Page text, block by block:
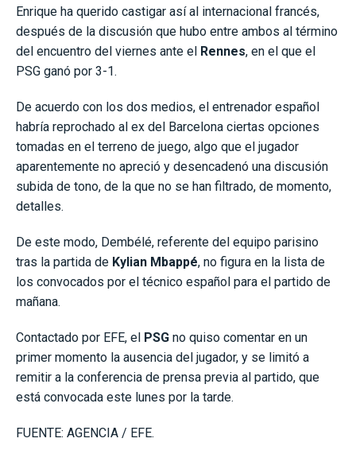
Enrique ha querido castigar así al internacional francés,
después de la discusión que hubo entre ambos al término
del encuentro del viernes ante el Rennes, en el que el
PSG ganó por 3-1.
De acuerdo con los dos medios, el entrenador español
habría reprochado al ex del Barcelona ciertas opciones
tomadas en el terreno de juego, algo que el jugador
aparentemente no apreció y desencadenó una discusión
subida de tono, de la que no se han filtrado, de momento,
detalles.
De este modo, Dembélé, referente del equipo parisino
tras la partida de Kylian Mbappé, no figura en la lista de
los convocados por el técnico español para el partido de
mañana.
Contactado por EFE, el PSG no quiso comentar en un
primer momento la ausencia del jugador, y se limitó a
remitir a la conferencia de prensa previa al partido, que
está convocada este lunes por la tarde.
FUENTE: AGENCIA / EFE.